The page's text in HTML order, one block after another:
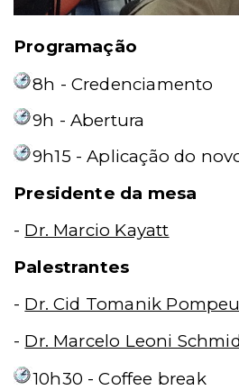
Programação
8h - Credenciamento
9h - Abertura
9h15 - Aplicação do
Presidente da mesa
- Dr. Marcio Kayatt
Palestrantes
- Dr. Cid Tomanik Pompeu
- Dr. Marcelo Leoni
10h30 - Coffee break